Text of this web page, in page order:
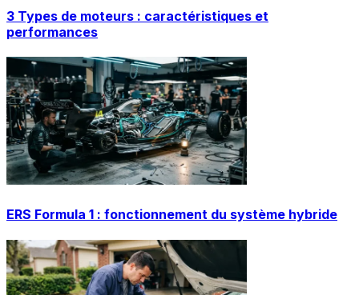
3 Types de moteurs : caractéristiques et
performances
ERS Formula 1 : fonctionnement du système hybride